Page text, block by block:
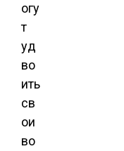
огу
т
уд
во
ить
св
ои
во